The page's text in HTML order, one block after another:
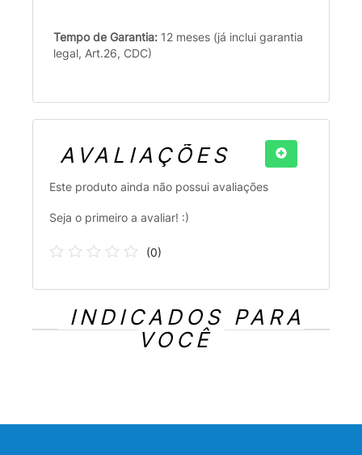
Tempo de Garantia: 12 meses (já inclui garantia
legal, Art.26, CDC)
AVALIAÇÕES
Este produto ainda não possui avaliações
Seja o primeiro a avaliar! :)
(0)
INDICADOS PARA
VOCÊ